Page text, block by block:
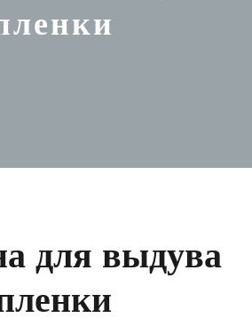
ленки
для выдува